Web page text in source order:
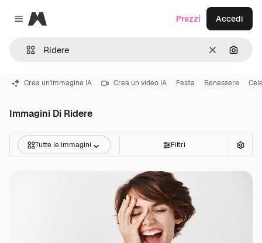
Close menu
Magnific
CancellaCerca
Prezzi Accedi
Crea un'immagine IA Crea un video IA Festa Benessere
Immagini Di Ridere
Tutte le immagini Filtri